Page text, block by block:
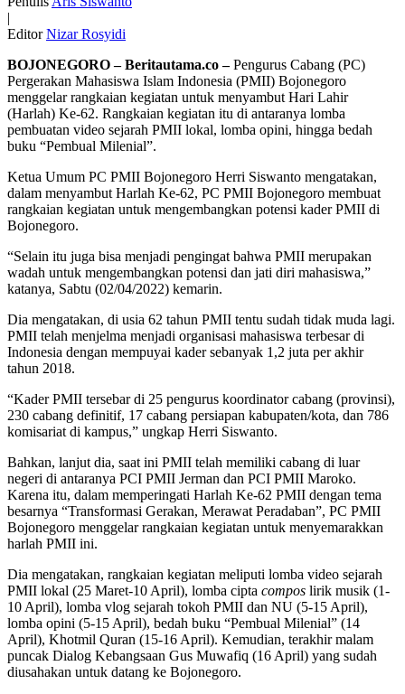
|
Editor Nizar Rosyidi
BOJONEGORO – Beritautama.co –Pengurus Cabang (PC)
Pergerakan Mahasiswa Islam Indonesia (PMII) Bojonegoro
menggelar rangkaian kegiatan untuk menyambut Hari Lahir
(Harlah) Ke-62. Rangkaian kegiatan itu di antaranya lomba
pembuatan video sejarah PMII lokal, lomba opini, hingga bedah
buku “Pembual Milenial”.
Ketua Umum PC PMII Bojonegoro Herri Siswanto mengatakan,
dalam menyambut Harlah Ke-62, PC PMII Bojonegoro membuat
rangkaian kegiatan untuk mengembangkan potensi kader PMII di
Bojonegoro.
“Selain itu juga bisa menjadi pengingat bahwa PMII merupakan
wadah untuk mengembangkan potensi dan jati diri mahasiswa,”
katanya, Sabtu (02/04/2022) kemarin.
Dia mengatakan, di usia 62 tahun PMII tentu sudah tidak muda lagi.
PMII telah menjelma menjadi organisasi mahasiswa terbesar di
Indonesia dengan mempuyai kader sebanyak 1,2 juta per akhir
tahun 2018.
“Kader PMII tersebar di 25 pengurus koordinator cabang (provinsi),
230 cabang definitif, 17 cabang persiapan kabupaten/kota, dan 786
komisariat di kampus,” ungkap Herri Siswanto.
Bahkan, lanjut dia, saat ini PMII telah memiliki cabang di luar
negeri di antaranya PCI PMII Jerman dan PCI PMII Maroko.
Karena itu, dalam memperingati Harlah Ke-62 PMII dengan tema
besarnya “Transformasi Gerakan, Merawat Peradaban”, PC PMII
Bojonegoro menggelar rangkaian kegiatan untuk menyemarakkan
harlah PMII ini.
Dia mengatakan, rangkaian kegiatan meliputi lomba video sejarah
PMII lokal (25 Maret-10 April), lomba cipta compos lirik musik (1-
10 April), lomba vlog sejarah tokoh PMII dan NU (5-15 April),
lomba opini (5-15 April), bedah buku “Pembual Milenial” (14
April), Khotmil Quran (15-16 April). Kemudian, terakhir malam
puncak Dialog Kebangsaan Gus Muwafiq (16 April) yang sudah
diusahakan untuk datang ke Bojonegoro.